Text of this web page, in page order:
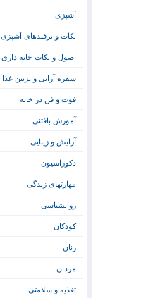
آشپزی
نکات و ترفندهای آشپزی
اصول و نکات خانه داری
سفره آرایی و تزیین غذا
فوت و فن در خانه
آموزش بافتنی
آرایش و زیبایی
دکوراسیون
مهارتهای زندگی
روانشناسی
کودکان
زنان
مردان
تغذیه و سلامتی